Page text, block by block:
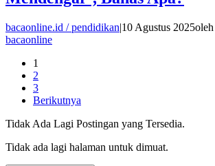
bacaonline.id / pendidikan|10 Agustus 2025oleh
bacaonline
1
2
3
Berikutnya
Tidak Ada Lagi Postingan yang Tersedia.
Tidak ada lagi halaman untuk dimuat.